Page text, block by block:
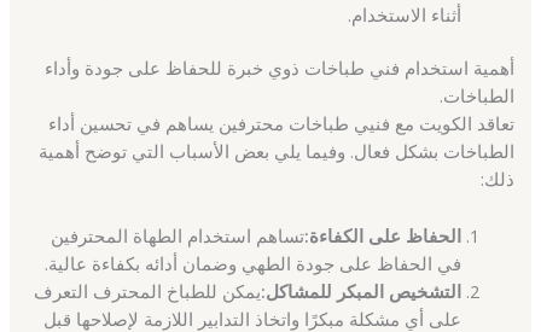
أثناء الاستخدام.
أهمية استخدام فني طباخات ذوي خبرة للحفاظ على جودة وأداء
الطباخات.
تعاقد الكويت مع فنيي طباخات محترفين يساهم في تحسين أداء
الطباخات بشكل فعال. وفيما يلي بعض الأسباب التي توضح أهمية
ذلك:
الحفاظ على الكفاءة:تساهم استخدام الطهاة المحترفين
في الحفاظ على جودة الطهي وضمان أدائه بكفاءة عالية.
التشخيص المبكر للمشاكل:يمكن للطباخ المحترف التعرف
على أي مشكلة مبكرًا واتخاذ التدابير اللازمة لإصلاحها قبل